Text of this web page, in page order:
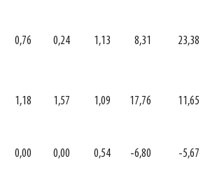
0,76 0,24 1,13 8,31 23,38
1,18 1,57 1,09 17,76 11,65
0,00 0,00 0,54 -6,80 -5,67